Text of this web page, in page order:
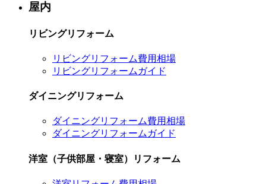
屋内
リビングリフォーム
リビングリフォーム費用相場
リビングリフォームガイド
ダイニングリフォーム
ダイニングリフォーム費用相場
ダイニングリフォームガイド
洋室（子供部屋・寝室）リフォーム